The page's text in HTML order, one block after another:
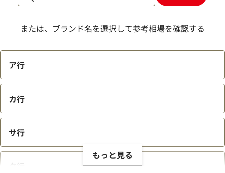
または、ブランド名を選択して参考相場を確認する
ア行
カ行
サ行
タ行
もっと見る